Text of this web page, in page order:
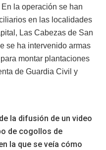
la operación se han
en las localidades
Las Cabezas de San
se ha intervenido armas
montar plantaciones
de Guardia Civil y
la difusión de un video
de cogollos de
la que se veía cómo